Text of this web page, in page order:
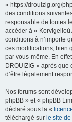
« https://drouizig.org/
des conditions
responsable de toutes
accéder à « Korvigelloù
conditions à n’importe
ces modifications, bien
par vous-même. En
DROUIZIG » après
d’être légalement
Nos forums sont
phpBB » et « phpBB
déclaré sous la «
téléchargé sur le site